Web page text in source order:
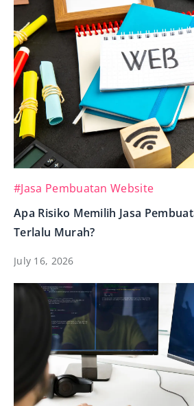
#Jasa Pembuatan Website
Apa Risiko Memilih Jasa
Terlalu Murah?
July 16, 2026